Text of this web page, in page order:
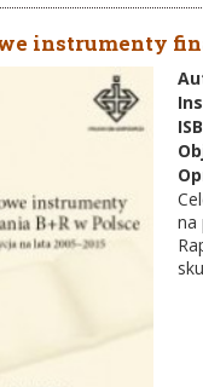
instrumenty
na